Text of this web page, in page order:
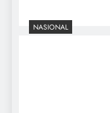
NASIONAL